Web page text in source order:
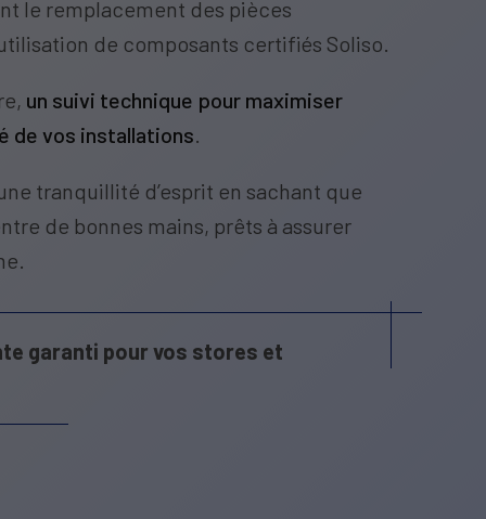
le remplacement des pièces
de composants certifiés Soliso.
un suivi technique pour maximiser
de vos installations.
tranquillité d’esprit en sachant que
de bonnes mains, prêts à assurer
garanti pour vos stores et